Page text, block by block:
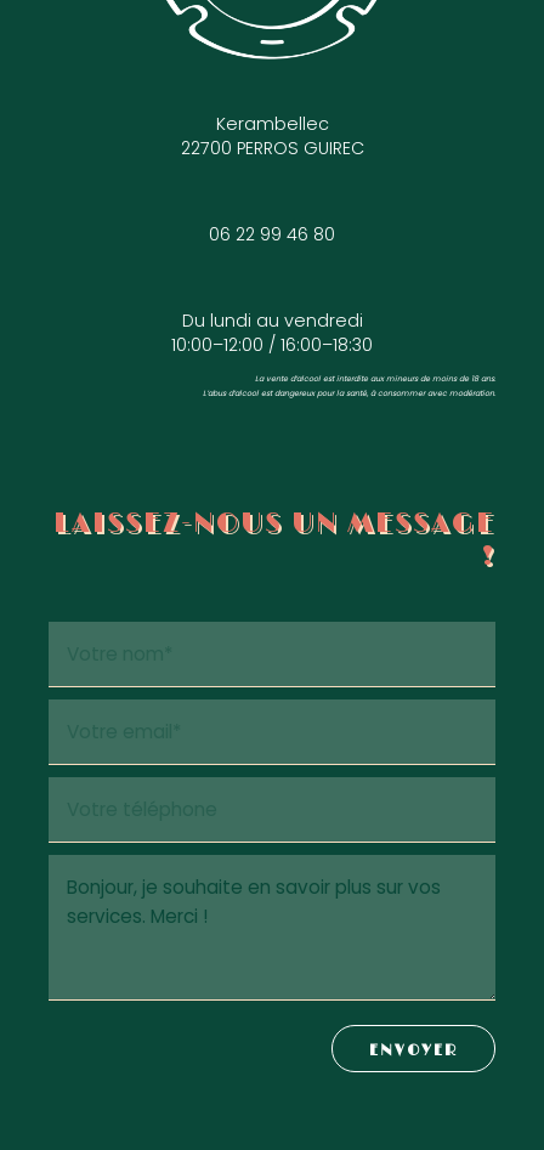
Kerambellec
22700 PERROS GUIREC
06 22 99 46 80
Du lundi au vendredi
10:00–12:00 / 16:00–18:30
La vente d’alcool est interdite aux mineurs de moins de 18 ans.
L’abus d’alcool est dangereux pour la santé, à consommer avec modération.
LAISSEZ-NOUS UN MESSAGE
!
ENVOYER